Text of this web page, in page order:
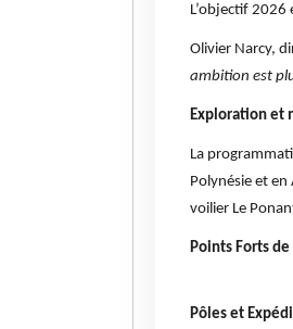
L’objectif 2026
Olivier Narcy,
ambition est
Exploration et
La
Polynésie et
voilier Le
Points Forts
Pôles et